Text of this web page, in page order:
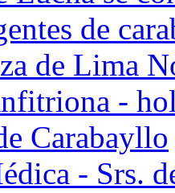
de
de Lima
-
Carabayllo
- Srs.